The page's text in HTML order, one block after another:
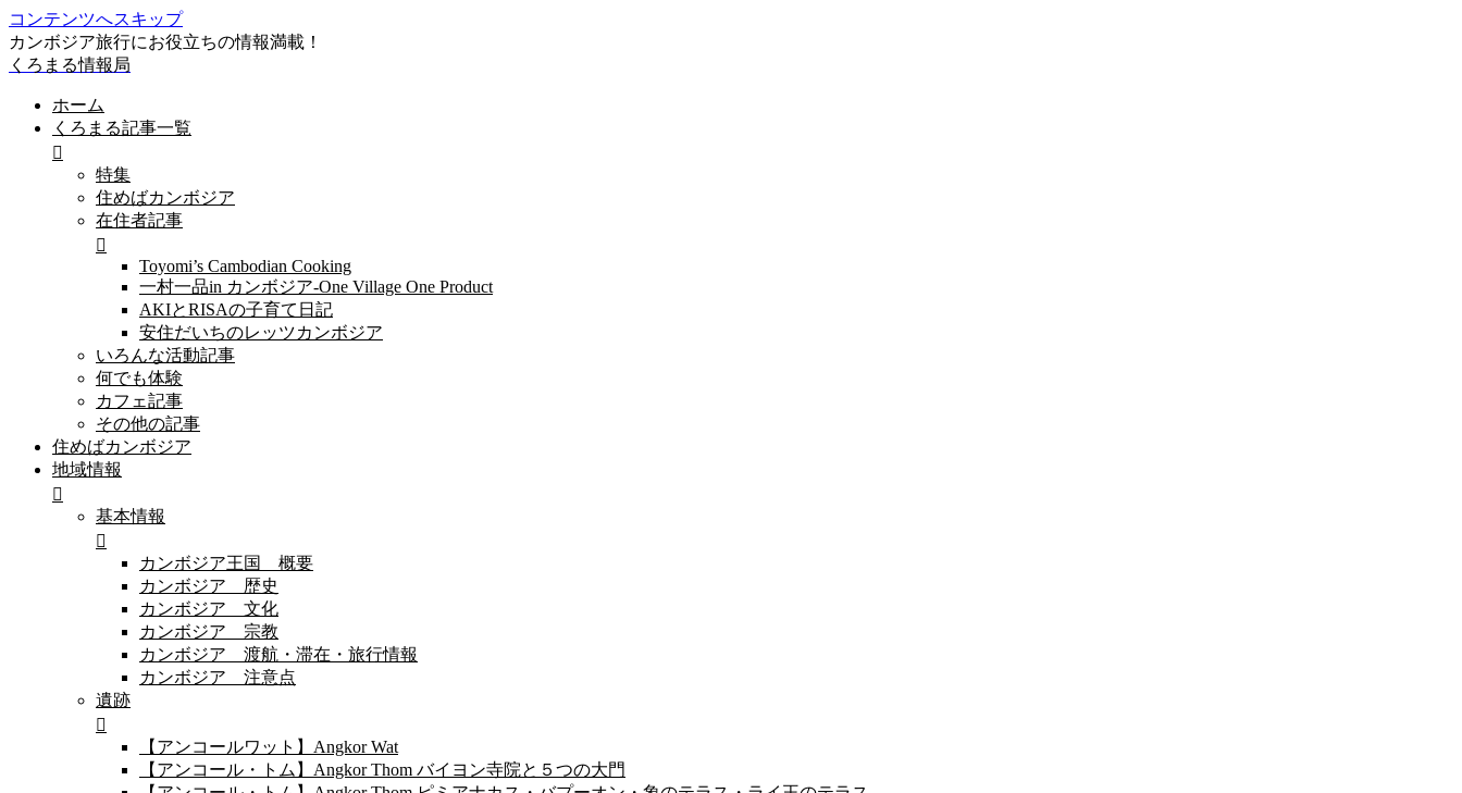
コンテンツへスキップ
カンボジア旅行にお役立ちの情報満載！
くろまる情報局
ホーム
くろまる記事一覧
特集
住めばカンボジア
在住者記事
Toyomi’s Cambodian Cooking
一村一品in カンボジア-One Village One Product
AKIとRISAの子育て日記
安住だいちのレッツカンボジア
いろんな活動記事
何でも体験
カフェ記事
その他の記事
住めばカンボジア
地域情報
基本情報
カンボジア王国 概要
カンボジア 歴史
カンボジア 文化
カンボジア 宗教
カンボジア 渡航・滞在・旅行情報
カンボジア 注意点
遺跡
【アンコールワット】Angkor Wat
【アンコール・トム】Angkor Thom バイヨン寺院と５つの大門